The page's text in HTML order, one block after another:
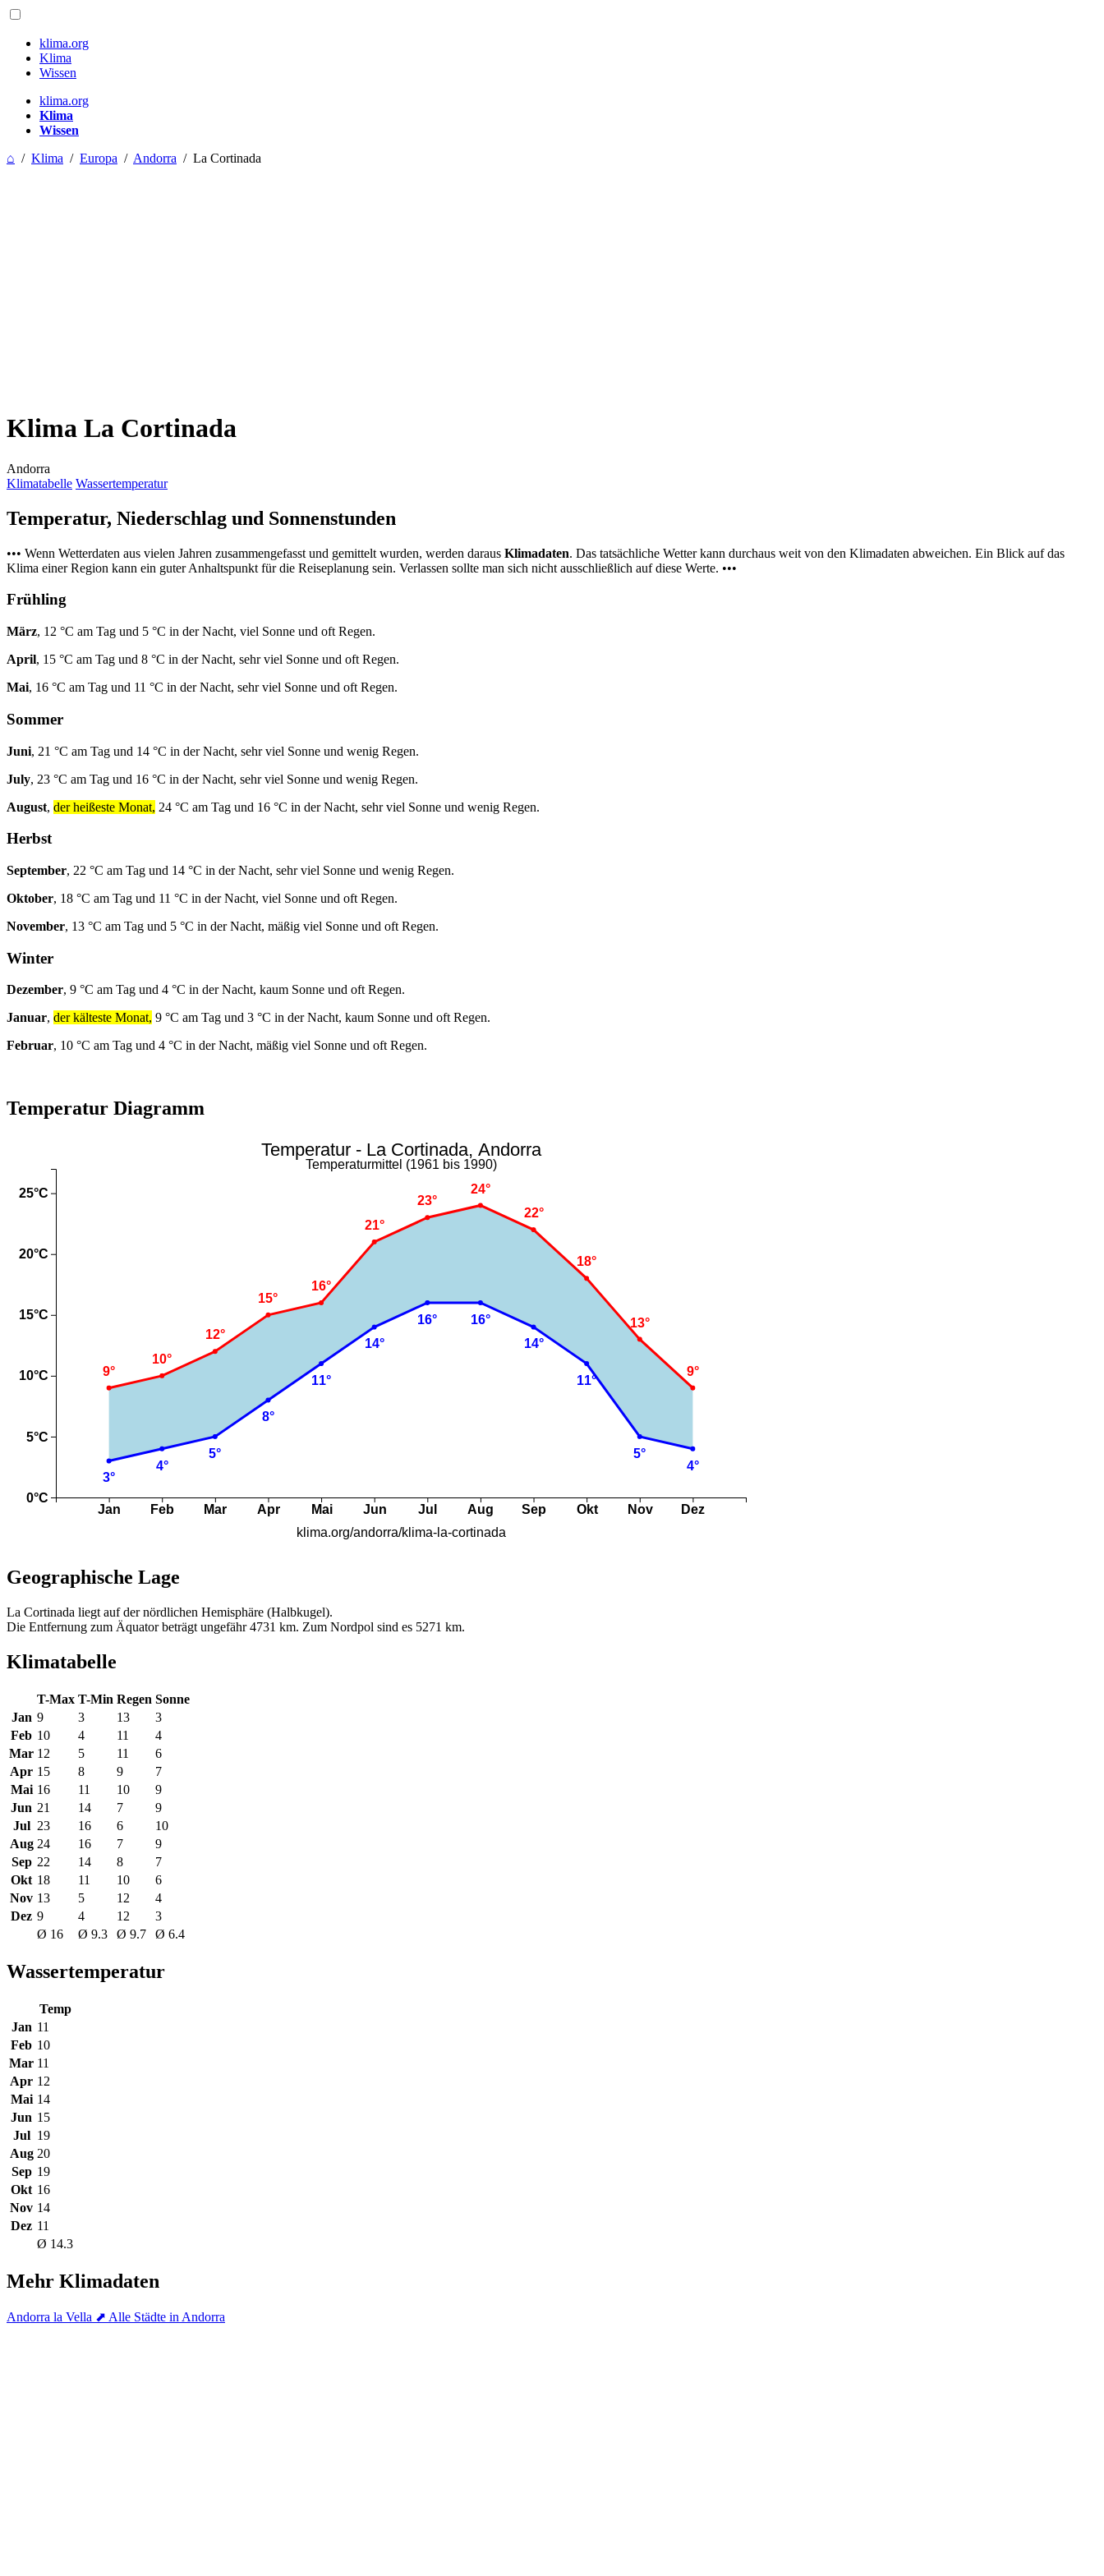
klima.org
Klima
Wissen
klima.org
Klima
Wissen
⌂ / Klima / Europa / Andorra / La Cortinada
Klima La Cortinada
Andorra
Klimatabelle Wassertemperatur
Temperatur, Niederschlag und Sonnenstunden
••• Wenn Wetterdaten aus vielen Jahren zusammengefasst und gemittelt wurden, werden daraus Klimadaten. Das tatsächliche Wetter kann durchaus weit von den Klimadaten abweichen. Ein Blick auf das
Klima einer Region kann ein guter Anhaltspunkt für die Reiseplanung sein. Verlassen sollte man sich nicht ausschließlich auf diese Werte. •••
Frühling
März, 12 °C am Tag und 5 °C in der Nacht, viel Sonne und oft Regen.
April, 15 °C am Tag und 8 °C in der Nacht, sehr viel Sonne und oft Regen.
Mai, 16 °C am Tag und 11 °C in der Nacht, sehr viel Sonne und oft Regen.
Sommer
Juni, 21 °C am Tag und 14 °C in der Nacht, sehr viel Sonne und wenig Regen.
July, 23 °C am Tag und 16 °C in der Nacht, sehr viel Sonne und wenig Regen.
August, der heißeste Monat, 24 °C am Tag und 16 °C in der Nacht, sehr viel Sonne und wenig Regen.
Herbst
September, 22 °C am Tag und 14 °C in der Nacht, sehr viel Sonne und wenig Regen.
Oktober, 18 °C am Tag und 11 °C in der Nacht, viel Sonne und oft Regen.
November, 13 °C am Tag und 5 °C in der Nacht, mäßig viel Sonne und oft Regen.
Winter
Dezember, 9 °C am Tag und 4 °C in der Nacht, kaum Sonne und oft Regen.
Januar, der kälteste Monat, 9 °C am Tag und 3 °C in der Nacht, kaum Sonne und oft Regen.
Februar, 10 °C am Tag und 4 °C in der Nacht, mäßig viel Sonne und oft Regen.
Temperatur Diagramm
Geographische Lage
La Cortinada liegt auf der nördlichen Hemisphäre (Halbkugel).
Die Entfernung zum Äquator beträgt ungefähr 4731 km. Zum Nordpol sind es 5271 km.
Klimatabelle
T-Max T-Min Regen Sonne
Jan 9 3 13
3
Feb 10 4 11
4
Mar 12 5 11
6
Apr 15 8 9
7
Mai 16 11 10
9
Jun 21 14 7
9
Jul 23 16 6
10
Aug 24 16 7
9
Sep 22 14 8
7
Okt 18 11 10
6
Nov 13 5 12
4
Dez 9 4 12
3
Ø 16
Ø 9.3 Ø 9.7 Ø 6.4
Wassertemperatur
Temp
Jan 11
Feb 10
Mar 11
Apr 12
Mai 14
Jun 15
Jul 19
Aug 20
Sep 19
Okt 16
Nov 14
Dez 11
Ø 14.3
Mehr Klimadaten
Andorra la Vella ⬈ Alle Städte in Andorra